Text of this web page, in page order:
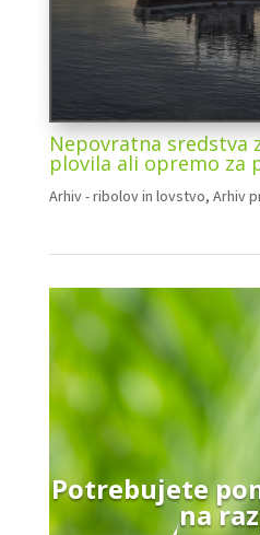
Nepovratna sredstva
plovila ali opremo za
Arhiv - ribolov in lovstvo, Arhiv
Potrebujete
na